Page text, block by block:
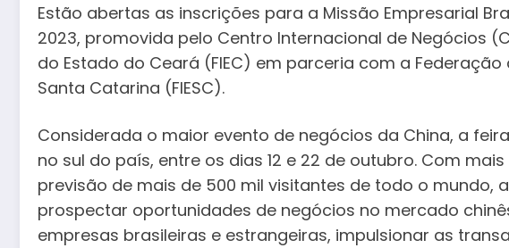
Estão abertas as inscrições para a Missão Empresarial
2023, promovida pelo Centro Internacional de Negócios
do Estado do Ceará (FIEC) em parceria com a
Santa Catarina (FIESC).
Considerada o maior evento de negócios da China, a
no sul do país, entre os dias 12 e 22 de outubro. Com
previsão de mais de 500 mil visitantes de todo o mundo,
prospectar oportunidades de negócios no mercado
empresas brasileiras e estrangeiras, impulsionar as